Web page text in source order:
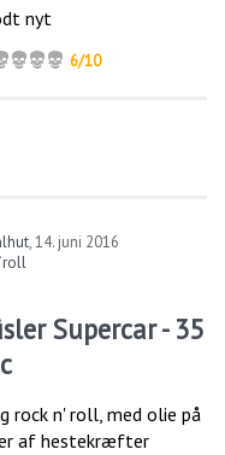
nyt
6/10
,14. juni 2016
Supercar - 35
rock n' roll, med olie på
af hestekræfter